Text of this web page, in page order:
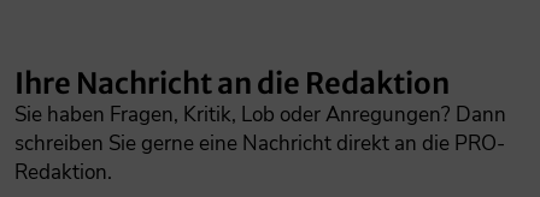
Ihre Nachricht an die Redaktion
Sie haben Fragen, Kritik, Lob oder Anregungen? Dann
schreiben Sie gerne eine Nachricht direkt an die PRO-
Redaktion.